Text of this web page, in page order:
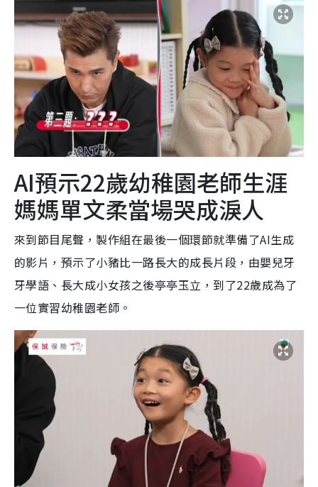
AI預示22歲幼稚園老師生涯
媽媽單文柔當場哭成淚人
來到節目尾聲，製作組在最後一個環節就準備了AI生成
的影片，預示了小豬比一路長大的成長片段，由嬰兒牙
牙學語、長大成小女孩之後亭亭玉立，到了22歲成為了
一位實習幼稚園老師。